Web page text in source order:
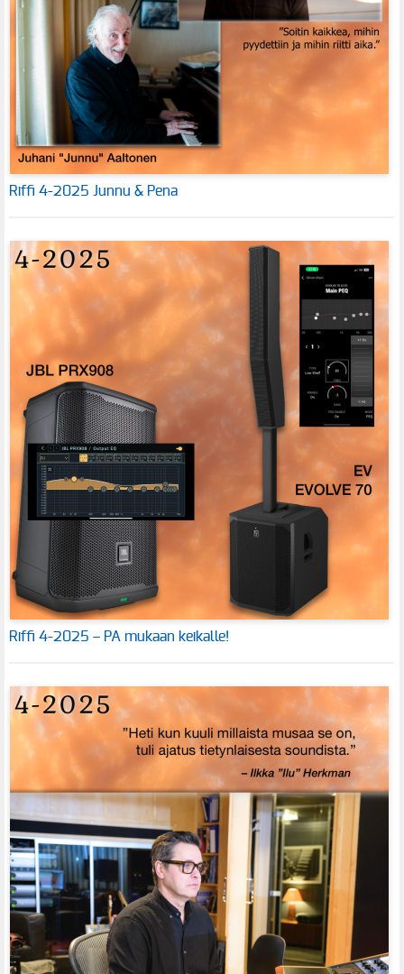
Riffi 4-2025 Junnu & Pena
Riffi 4-2025 – PA mukaan keikalle!